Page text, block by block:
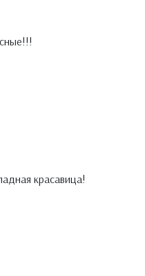
красавица!